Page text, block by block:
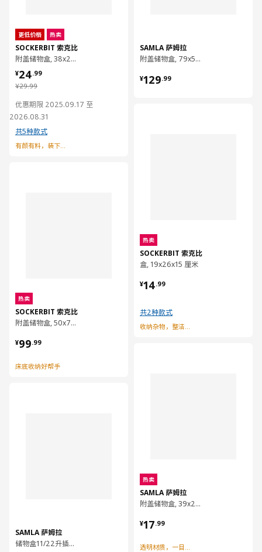
更低价格 热卖
SOCKERBIT 索克比
附盖储物盒, 38x25x15 厘米
¥29.99
¥ 29.99
¥24.99
¥ 24.99
优惠期限 2025.09.17 至
2026.08.31
共5种款式
有颜有料，装下凌乱更从容
热卖
SOCKERBIT 索克比
附盖储物盒, 50x77x19 厘米
¥99.99
¥ 99.99
床底收纳好帮手
SAMLA 萨姆拉
储物盒11/22升插件, 37x25x12 厘米
SAMLA 萨姆拉
附盖储物盒, 79x57x43 厘米/130 公升
¥129.99
¥ 129.99
热卖
SOCKERBIT 索克比
盒, 19x26x15 厘米
¥14.99
¥ 14.99
共2种款式
收纳杂物，整洁有序
热卖
SAMLA 萨姆拉
附盖储物盒, 39x28x14 厘米/11 公升
¥17.99
¥ 17.99
透明材质，一目了然